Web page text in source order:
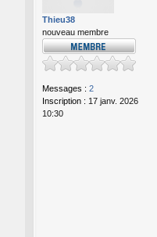
Thieu38
nouveau membre
Messages : 2
Inscription : 17 janv. 2026
10:30